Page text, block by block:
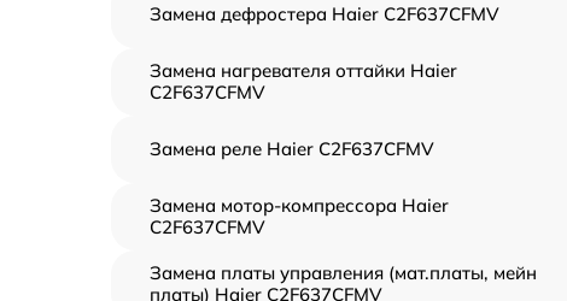
Замена дефростера Haier C2F637CFMV
Замена нагревателя оттайки Haier
C2F637CFMV
Замена реле Haier C2F637CFMV
Замена мотор-компрессора Haier
C2F637CFMV
Замена платы управления (мат.платы, мейн
платы) Haier C2F637CFMV